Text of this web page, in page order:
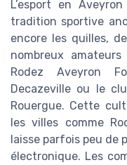
L’esport en
tradition sportive
encore les quilles,
nombreux
Rodez Aveyron
Decazeville ou le
Rouergue. Cette
les villes comme
laisse parfois peu de
électronique. Les